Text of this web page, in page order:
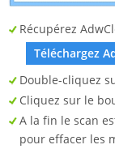
Récupérez
Téléchargez
Double-cliquez
Cliquez sur le
A la fin le scan
pour effacer les